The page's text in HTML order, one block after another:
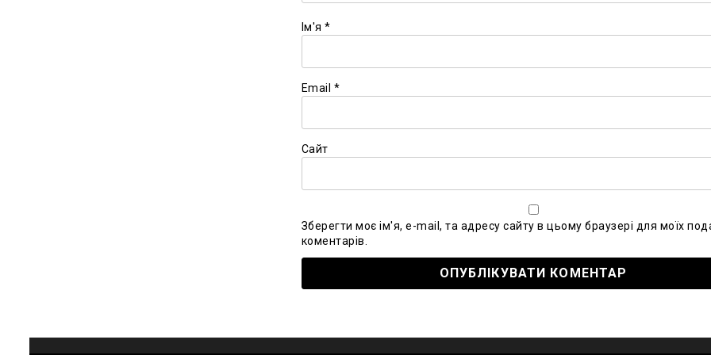
Ім'я *
Email *
Сайт
Зберегти моє ім'я, e-mail, та адресу сайту в цьому браузері для моїх
коментарів.